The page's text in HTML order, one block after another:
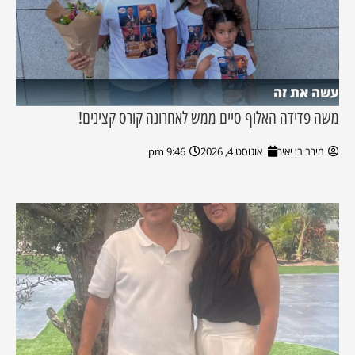
עשה את זה
משה פדידה האלוף סיים ממש לאחרונה קורס קצינים!
מירב בן יאיר אוגוסט 4, 2026 9:46 pm